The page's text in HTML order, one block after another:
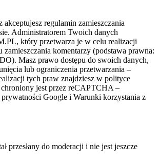
akceptujesz regulamin zamieszczania
Administratorem Twoich danych
który przetwarza je w celu realizacji
komentarzy (podstawa prawna:
Masz prawo dostępu do swoich danych,
lub ograniczenia przetwarzania –
tych praw znajdziesz w polityce
jest przez reCAPTCHA –
Google i Warunki korzystania z
przesłany do moderacji i nie jest jeszcze